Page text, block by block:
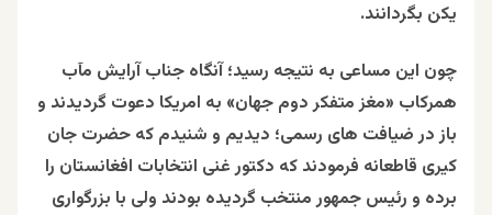
یکن بگردانند.
چون این مساعی به نتیجه رسید؛ آنگاه جناب آرایش مآب
همرکاب «مغز متفکر دوم جهان» به امریکا دعوت گردیدند و
باز در ضیافت های رسمی؛ دیدیم و شنیدم که حضرت جان
کیری قاطعانه فرمودند که دکتور غنی انتخابات افغانستان را
برده و رئیس جمهور منتخب گردیده بودند ولی با بزرگواری